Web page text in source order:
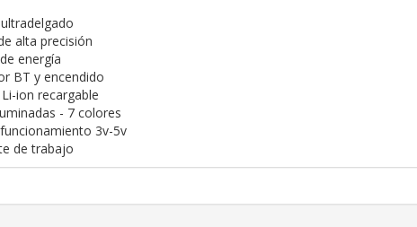
alta precisión
energía
BT y encendido
ion recargable
- 7 colores
3v-5v
de trabajo